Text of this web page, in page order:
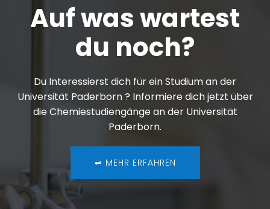
Auf was wartest
du noch?
Du Interessierst dich für ein Studium an der
Universität Paderborn ? Informiere dich jetzt über
die Chemiestudiengänge an der Universität
Paderborn.
⇌ MEHR ERFAHREN